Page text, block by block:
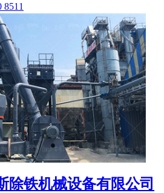
8511
除铁机械设备有限公司